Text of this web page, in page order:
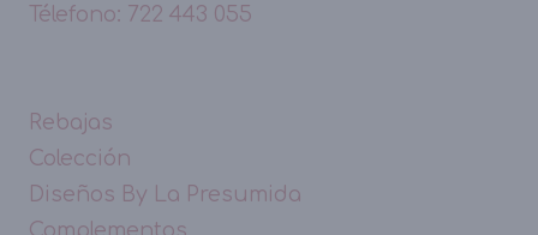
Télefono: 722 443 055
Rebajas
Colección
Diseños By La Presumida
Complementos